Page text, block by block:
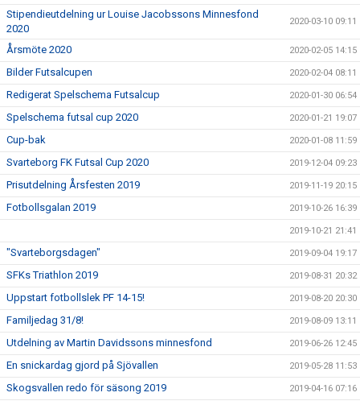
Stipendieutdelning ur Louise Jacobssons Minnesfond
2020
2020-03-10 09:11
Årsmöte 2020 2020-02-05 14:15
Bilder Futsalcupen 2020-02-04 08:11
Redigerat Spelschema Futsalcup 2020-01-30 06:54
Spelschema futsal cup 2020 2020-01-21 19:07
Cup-bak 2020-01-08 11:59
Svarteborg FK Futsal Cup 2020 2019-12-04 09:23
Prisutdelning Årsfesten 2019 2019-11-19 20:15
Fotbollsgalan 2019 2019-10-26 16:39
2019-10-21 21:41
"Svarteborgsdagen" 2019-09-04 19:17
SFKs Triathlon 2019 2019-08-31 20:32
Uppstart fotbollslek PF 14-15! 2019-08-20 20:30
Familjedag 31/8! 2019-08-09 13:11
Utdelning av Martin Davidssons minnesfond 2019-06-26 12:45
En snickardag gjord på Sjövallen 2019-05-28 11:53
Skogsvallen redo för säsong 2019 2019-04-16 07:16